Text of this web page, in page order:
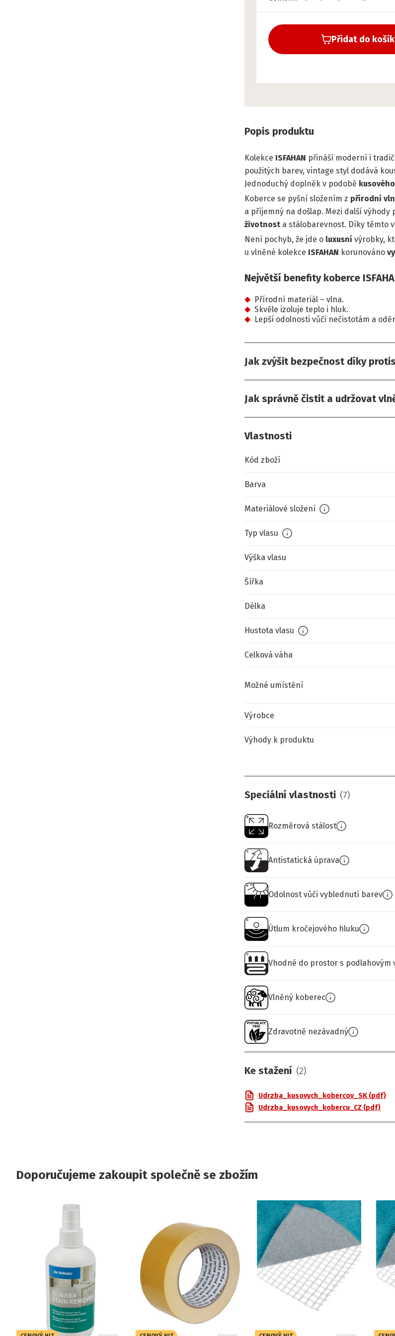
Přidat do
Popis produktu
Kolekce ISFAHAN přináší moderní i
použitých barev, vintage styl dodává
Jednoduchý doplněk v podobě
Koberce se pyšní složením z přírodní
a příjemný na došlap. Mezi další
životnost a stálobarevnost. Díky těmto
Není pochyb, že jde o luxusní výrobky,
u vlněné kolekce ISFAHAN korunováno
Největší benefity koberce
Přírodní materiál – vlna.
Skvěle izoluje teplo i hluk.
Lepší odolnosti vůči nečistotám a
Jak zvýšit bezpečnost díky
Jak správně čistit a udržovat
Vlastnosti
Kód zboží
Barva
Materiálové složení
Typ vlasu
Výška vlasu
Šířka
Délka
Hustota vlasu
Celková váha
Možné umístění
Výrobce
Výhody k produktu
Speciální vlastnosti (7)
Rozměrová stálost
Antistatická úprava
Odolnost vůči vyblednutí barev
Útlum kročejového hluku
Vhodné do prostor s podlahovým
Vlněný koberec
Zdravotně nezávadný
Ke stažení (2)
Udrzba_kusovych_kobercov_SK (pdf)
Udrzba_kusovych_kobercu_CZ (pdf)
Doporučujeme zakoupit společně se zbožím